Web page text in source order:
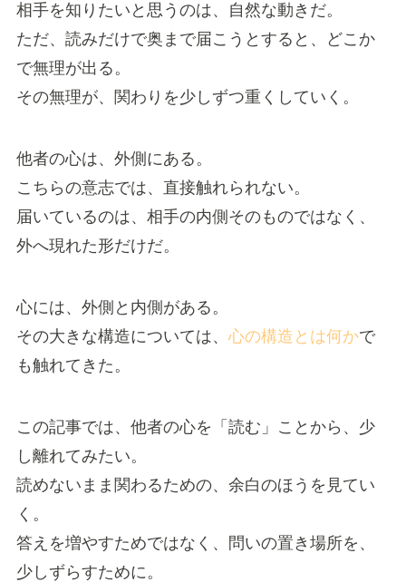
相手を知りたいと思うのは、自然な動きだ。
ただ、読みだけで奥まで届こうとすると、どこか
で無理が出る。
その無理が、関わりを少しずつ重くしていく。
他者の心は、外側にある。
こちらの意志では、直接触れられない。
届いているのは、相手の内側そのものではなく、
外へ現れた形だけだ。
心には、外側と内側がある。
その大きな構造については、 心の構造とは何かで
も触れてきた。
この記事では、他者の心を「読む」ことから、少
し離れてみたい。
読めないまま関わるための、余白のほうを見てい
く。
答えを増やすためではなく、問いの置き場所を、
少しずらすために。